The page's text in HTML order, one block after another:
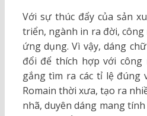
Với sự thúc đẩy của sản
triển, ngành in ra đời,
ứng dụng. Vì vậy, dáng
đổi để thích hợp với công
gắng tìm ra các tỉ lệ đúng
Romain thời xưa, tạo ra
nhã, duyên dáng mang